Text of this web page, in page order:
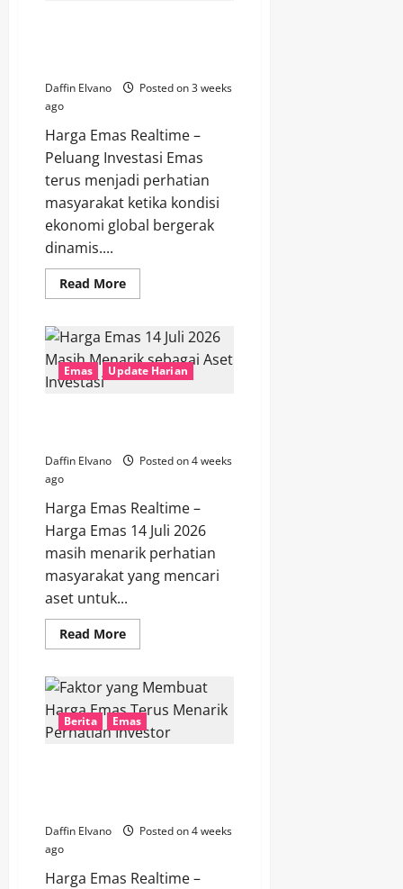
Daffin Elvano
Posted on 3 weeks
ago
Harga Emas Realtime –
Peluang Investasi Emas
terus menjadi perhatian
masyarakat ketika kondisi
ekonomi global bergerak
dinamis....
Read MoreRead
more
Investasi
Emas
di
Tengah
Fluktuasi
Emas Update Harian
Daffin Elvano
Posted on 4 weeks
ago
Harga Emas Realtime –
Harga Emas 14 Juli 2026
masih menarik perhatian
masyarakat yang mencari
aset untuk...
Read MoreRead
more
Emas
14
Juli
2026
Masih
Berita Emas
Daffin Elvano
Posted on 4 weeks
ago
Harga Emas Realtime –